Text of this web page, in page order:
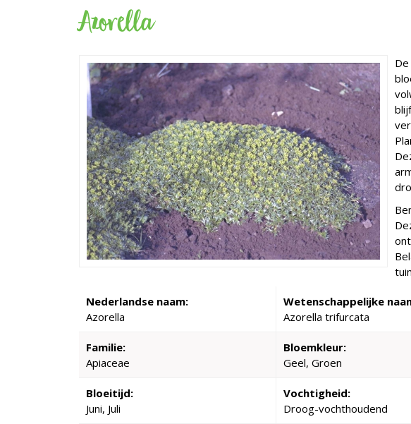
Azorella
Nederlandse naam:
Azorella
Wetenschappelijke
Azorella trifurcata
Familie:
Apiaceae
Bloemkleur:
Geel, Groen
Bloeitijd:
Juni, Juli
Vochtigheid:
Droog-vochthoudend